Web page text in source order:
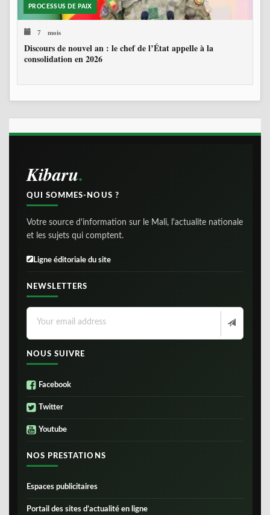
PROCESSUS DE PAIX
7 mois
Discours de nouvel an : le chef de l’État appelle à la
consolidation en 2026
Kibaru
QUI SOMMES-NOUS ?
Votre source d'information sur le Mali, l'actualite nationale
et les sujets qui comptent.
Ligne éditoriale du site
NEWSLETTERS
NOUS SUIVRE
Facebook
Twitter
Youtube
NOS PRESTATIONS
Espaces publicitaires
Portail des sites d’actualité en ligne